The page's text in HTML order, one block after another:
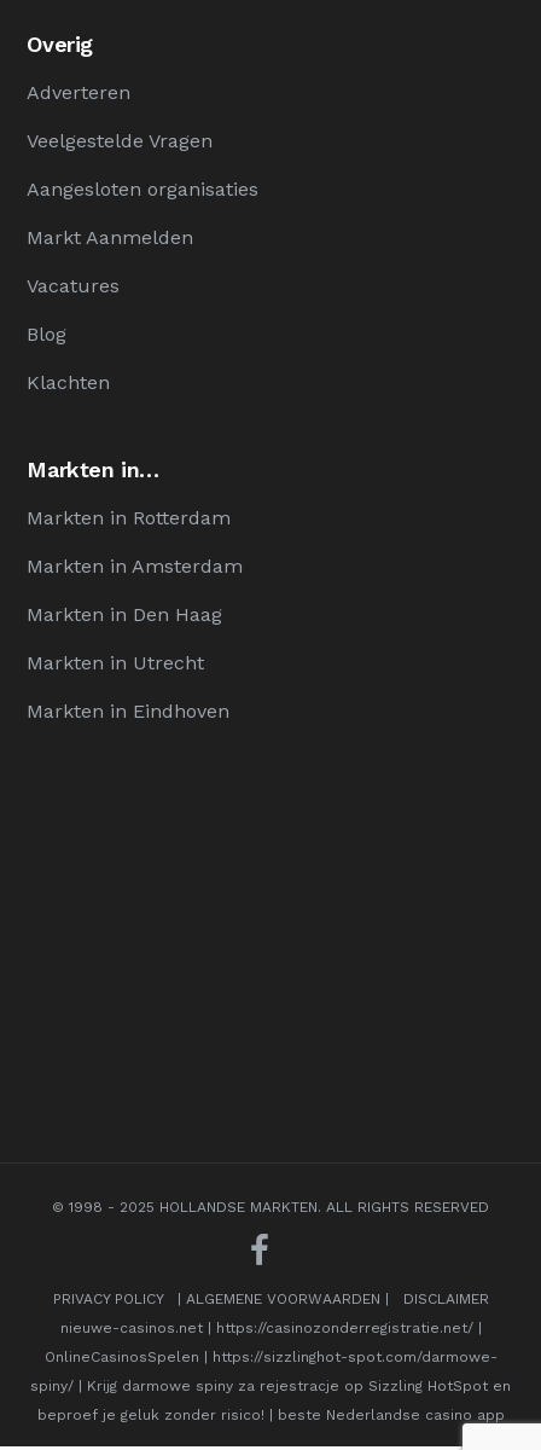
Overig
Adverteren
Veelgestelde Vragen
Aangesloten organisaties
Markt Aanmelden
Vacatures
Blog
Klachten
Markten in…
Markten in Rotterdam
Markten in Amsterdam
Markten in Den Haag
Markten in Utrecht
Markten in Eindhoven
© 1998 - 2025 HOLLANDSE MARKTEN. ALL RIGHTS RESERVED
PRIVACY POLICY ALGEMENE VOORWAARDEN
DISCLAIMER
nieuwe-casinos.net| https://casinozonderregistratie.net/|
OnlineCasinosSpelen
https://sizzlinghot-spot.com/darmowe-
spiny/
Krijg darmowe spiny za rejestracje op Sizzling HotSpot en
beproef je geluk zonder risico!
beste Nederlandse casino app